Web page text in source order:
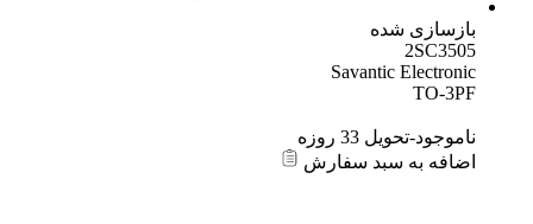
بازسازی شده
2SC3505
Savantic Electronic
TO-3PF
ناموجود-تحویل 33 روزه
اضافه به سبد سفارش